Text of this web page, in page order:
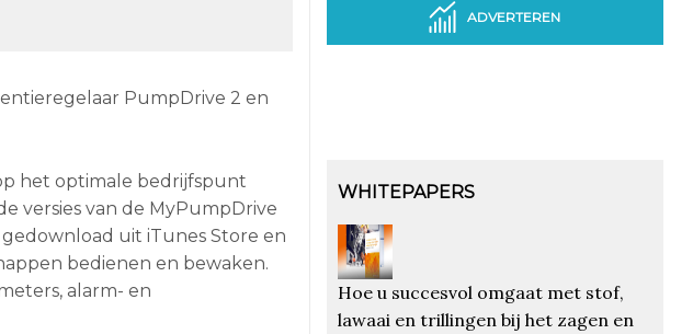
PumpDrive 2 en
het optimale bedrijfspunt
versies van de MyPumpDrive
uit iTunes Store en
bedienen en bewaken.
alarm- en
ADVERTEREN
WHITEPAPERS
Hoe u succesvol omgaat met stof,
lawaai en trillingen bij het zagen en